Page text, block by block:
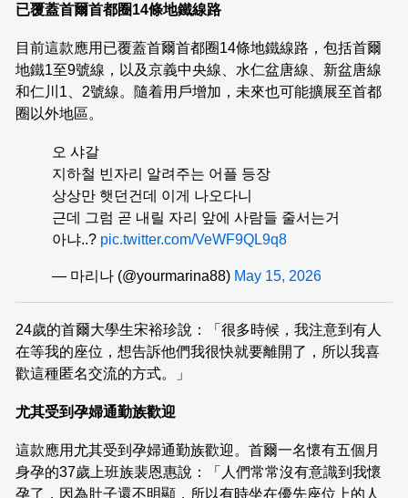
已覆蓋首爾首都圈14條地鐵線路
目前這款應用已覆蓋首爾首都圈14條地鐵線路，包括首爾
地鐵1至9號線，以及京義中央線、水仁盆唐線、新盆唐線
和仁川1、2號線。隨着用戶增加，未來也可能擴展至首都
圈以外地區。
오 샤갈
지하철 빈자리 알려주는 어플 등장
상상만 햇던건데 이게 나오다니
근데 그럼 곧 내릴 자리 앞에 사람들 줄서는거
아냐..? pic.twitter.com/VeWF9QL9q8
— 마리나 (@yourmarina88) May 15, 2026
24歲的首爾大學生宋裕珍說：「很多時候，我注意到有人
在等我的座位，想告訴他們我很快就要離開了，所以我喜
歡這種匿名交流的方式。」
尤其受到孕婦通勤族歡迎
這款應用尤其受到孕婦通勤族歡迎。首爾一名懷有五個月
身孕的37歲上班族裴恩惠說：「人們常常沒有意識到我懷
孕了，因為肚子還不明顯，所以有時坐在優先座位上的人